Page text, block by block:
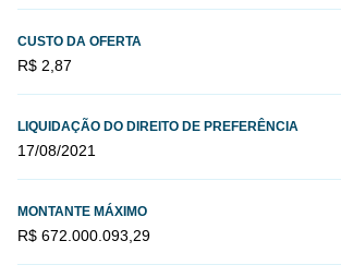
CUSTO DA OFERTA
R$ 2,87
LIQUIDAÇÃO DO DIREITO DE PREFERÊNCIA
17/08/2021
MONTANTE MÁXIMO
R$ 672.000.093,29